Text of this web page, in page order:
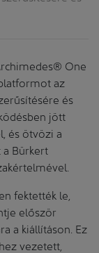
One
az
és
jött
és ötvözi a
Bürkert
fektették le,
először
a kiállításon. Ez
vezetett,